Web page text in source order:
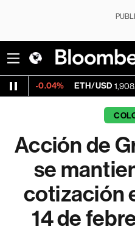
ETH/USD 1,908.885 -
Acción de
se
cotización
14 de